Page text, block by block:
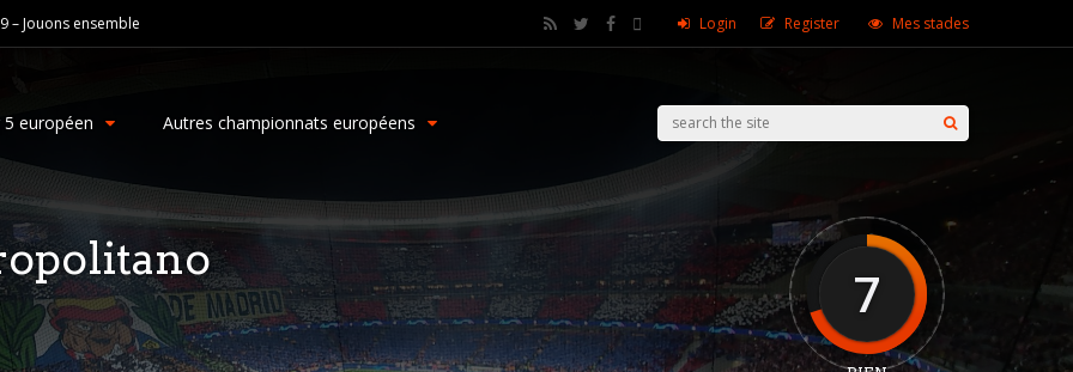
– Jouons ensemble Login Register Mes stades
5 européen Autres championnats européens
7